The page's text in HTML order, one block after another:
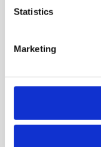
Statistics
Marketing